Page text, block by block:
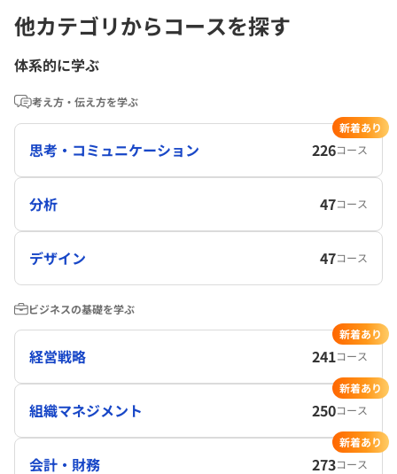
他カテゴリからコースを探す
体系的に学ぶ
考え方・伝え方を学ぶ
思考・コミュニケーション 226コース
新着あり
分析 47コース
デザイン 47コース
ビジネスの基礎を学ぶ
経営戦略 241コース
新着あり
組織マネジメント 250コース
新着あり
会計・財務 273コース
新着あり